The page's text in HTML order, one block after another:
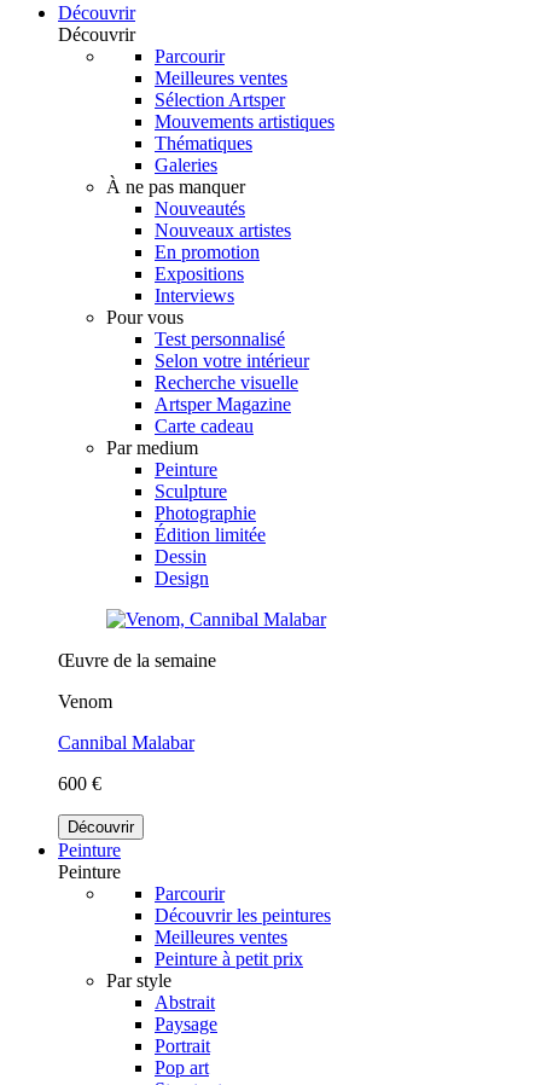
Découvrir
Découvrir
Parcourir
Meilleures ventes
Sélection Artsper
Mouvements artistiques
Thématiques
Galeries
À ne pas manquer
Nouveautés
Nouveaux artistes
En promotion
Expositions
Interviews
Pour vous
Test personnalisé
Selon votre intérieur
Recherche visuelle
Artsper Magazine
Carte cadeau
Par medium
Peinture
Sculpture
Photographie
Édition limitée
Dessin
Design
Œuvre de la semaine
Venom
Cannibal Malabar
600 €
Découvrir
Peinture
Peinture
Parcourir
Découvrir les peintures
Meilleures ventes
Peinture à petit prix
Par style
Abstrait
Paysage
Portrait
Pop art